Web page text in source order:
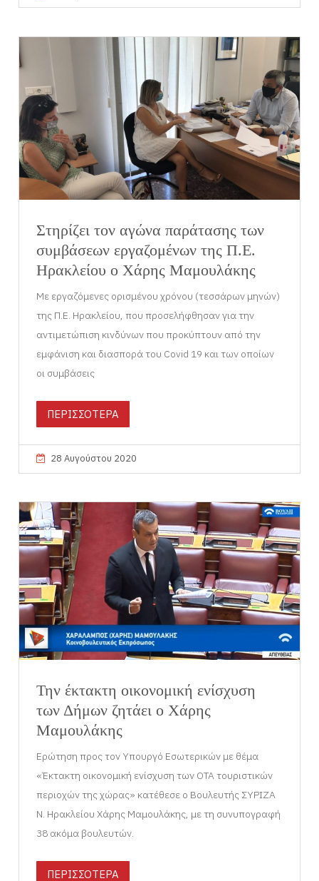
Στηρίζει τον αγώνα παράτασης των
συμβάσεων εργαζομένων της Π.Ε.
Ηρακλείου ο Χάρης Μαμουλάκης
Με εργαζόμενες ορισμένου χρόνου (τεσσάρων μηνών)
της Π.Ε. Ηρακλείου, που προσελήφθησαν για την
αντιμετώπιση κινδύνων που προκύπτουν από την
εμφάνιση και διασπορά του Covid 19 και των οποίων
οι συμβάσεις
ΠΕΡΙΣΣΟΤΕΡΑ
28 Αυγούστου 2020
Την έκτακτη οικονομική ενίσχυση
των Δήμων ζητάει ο Χάρης
Μαμουλάκης
Ερώτηση προς τον Υπουργό Εσωτερικών με θέμα
«Έκτακτη οικονομική ενίσχυση των ΟΤΑ τουριστικών
περιοχών της χώρας» κατέθεσε ο Βουλευτής ΣΥΡΙΖΑ
Ν. Ηρακλείου Χάρης Μαμουλάκης, με τη συνυπογραφή
38 ακόμα βουλευτών.
ΠΕΡΙΣΣΟΤΕΡΑ